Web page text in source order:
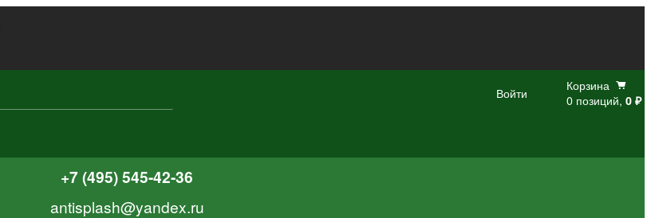
Войти
Корзина
0 позиций, 0 ₽
+7 (495) 545-42-36
antisplash@yandex.ru